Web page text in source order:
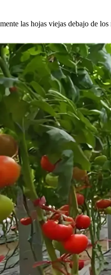
las hojas viejas debajo de